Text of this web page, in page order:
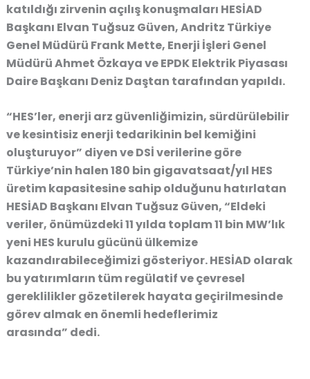
katıldığı zirvenin açılış konuşmaları HESİAD
Başkanı Elvan Tuğsuz Güven, Andritz Türkiye
Genel Müdürü Frank Mette, Enerji İşleri Genel
Müdürü Ahmet Özkaya ve EPDK Elektrik Piyasası
Daire Başkanı Deniz Daştan tarafından yapıldı.
“HES’ler, enerji arz güvenliğimizin, sürdürülebilir
ve kesintisiz enerji tedarikinin bel kemiğini
oluşturuyor” diyen ve DSİ verilerine göre
Türkiye’nin halen 180 bin gigavatsaat/yıl HES
üretim kapasitesine sahip olduğunu hatırlatan
HESİAD Başkanı Elvan Tuğsuz Güven, “Eldeki
veriler, önümüzdeki 11 yılda toplam 11 bin MW’lık
yeni HES kurulu gücünü ülkemize
kazandırabileceğimizi gösteriyor. HESİAD olarak
bu yatırımların tüm regülatif ve çevresel
gereklilikler gözetilerek hayata geçirilmesinde
görev almak en önemli hedeflerimiz
arasında” dedi.